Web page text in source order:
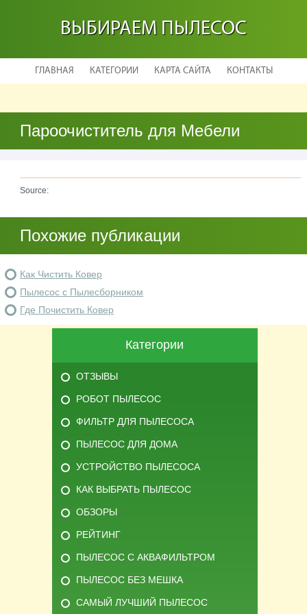
ВЫБИРАЕМ ПЫЛЕСОС
ГЛАВНАЯ КАТЕГОРИИ КАРТА САЙТА КОНТАКТЫ
Пароочиститель для Мебели
Source:
Похожие публикации
Как Чистить Ковер
Пылесос с Пылесборником
Где Почистить Ковер
Категории
ОТЗЫВЫ
РОБОТ ПЫЛЕСОС
ФИЛЬТР ДЛЯ ПЫЛЕСОСА
ПЫЛЕСОС ДЛЯ ДОМА
УСТРОЙСТВО ПЫЛЕСОСА
КАК ВЫБРАТЬ ПЫЛЕСОС
ОБЗОРЫ
РЕЙТИНГ
ПЫЛЕСОС С АКВАФИЛЬТРОМ
ПЫЛЕСОС БЕЗ МЕШКА
САМЫЙ ЛУЧШИЙ ПЫЛЕСОС